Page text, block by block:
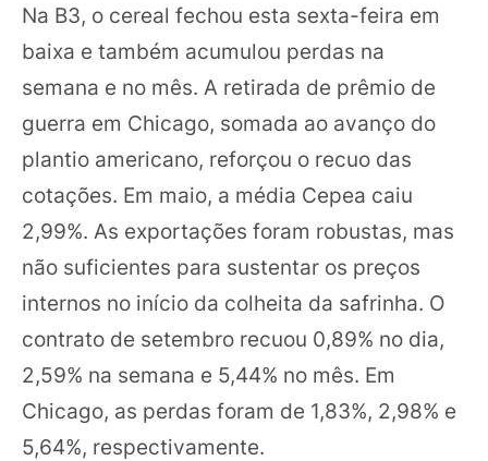
Na B3, o cereal fechou esta sexta-feira em
baixa e também acumulou perdas na
semana e no mês. A retirada de prêmio de
guerra em Chicago, somada ao avanço do
plantio americano, reforçou o recuo das
cotações. Em maio, a média Cepea caiu
2,99%. As exportações foram robustas, mas
não suficientes para sustentar os preços
internos no início da colheita da safrinha. O
contrato de setembro recuou 0,89% no dia,
2,59% na semana e 5,44% no mês. Em
Chicago, as perdas foram de 1,83%, 2,98% e
5,64%, respectivamente.